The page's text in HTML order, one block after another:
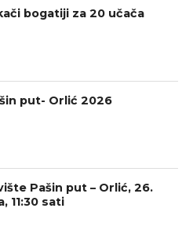
bogatiji za 20 učača
put- Orlić 2026
Pašin put – Orlić, 26.
11:30 sati